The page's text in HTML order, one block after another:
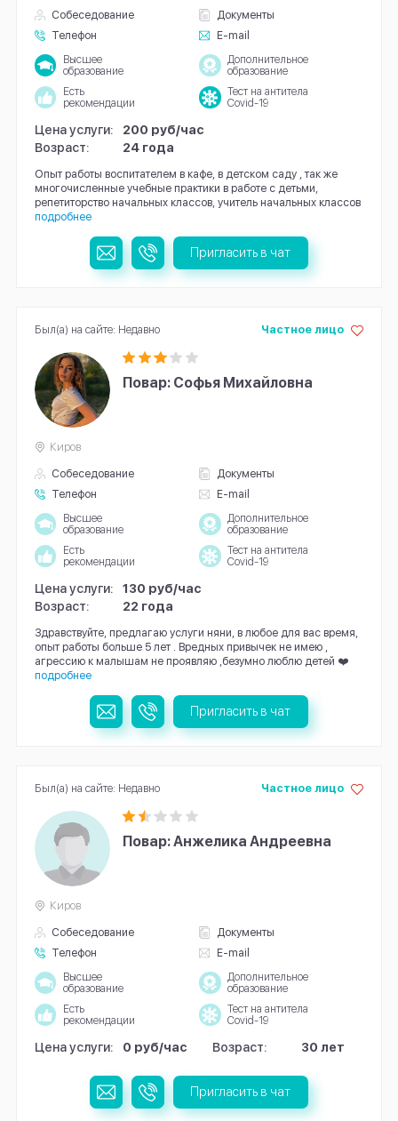
Собеседование
Документы
Телефон
E-mail
Высшее
образование
Дополнительное
образование
Есть
рекомендации
Тест на антитела
Covid-19
Цена услуги:
200 руб/час
Возраст:
24 года
Опыт работы воспитателем в кафе, в детском саду , так же
многочисленные учебные практики в работе с детьми,
репетиторство начальных классов, учитель начальных классов
подробнее
Пригласить в чат
Повар: Софья Михайловна
Собеседование
Документы
Телефон
E-mail
Частное лицо
Киров
Высшее
образование
Дополнительное
образование
Есть
рекомендации
Тест на антитела
Covid-19
Цена услуги:
130 руб/час
Возраст:
22 года
Здравствуйте, предлагаю услуги няни, в любое для вас время,
опыт работы больше 5 лет . Вредных привычек не имею ,
агрессию к малышам не проявляю ,безумно люблю детей ❤️
подробнее
Был(а) на сайте: Недавно
Пригласить в чат
Повар: Анжелика Андреевна
Собеседование
Документы
Телефон
E-mail
Частное лицо
Киров
Высшее
образование
Дополнительное
образование
Есть
рекомендации
Тест на антитела
Covid-19
Цена услуги: 0 руб/час Возраст: 30 лет
Был(а) на сайте: Недавно
Пригласить в чат